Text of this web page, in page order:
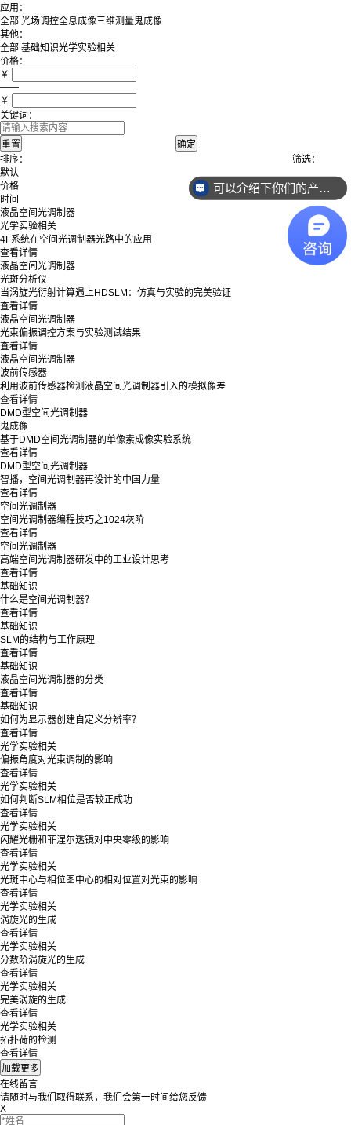
应用：
全部 光场调控全息成像三维测量鬼成像
其他：
全部 基础知识光学实验相关
价格：
￥
——
￥
关键词：
排序：
默认
价格
时间
筛选：
液晶空间光调制器
光学实验相关
4F系统在空间光调制器光路中的应用
查看详情
液晶空间光调制器
光斑分析仪
当涡旋光衍射计算遇上HDSLM：仿真与实验的完美验证
查看详情
液晶空间光调制器
光束偏振调控方案与实验测试结果
查看详情
液晶空间光调制器
波前传感器
利用波前传感器检测液晶空间光调制器引入的模拟像差
查看详情
DMD型空间光调制器
鬼成像
基于DMD空间光调制器的单像素成像实验系统
查看详情
DMD型空间光调制器
智播，空间光调制器再设计的中国力量
查看详情
空间光调制器
空间光调制器编程技巧之1024灰阶
查看详情
空间光调制器
高端空间光调制器研发中的工业设计思考
查看详情
基础知识
什么是空间光调制器？
查看详情
基础知识
SLM的结构与工作原理
查看详情
基础知识
液晶空间光调制器的分类
查看详情
基础知识
如何为显示器创建自定义分辨率？
查看详情
光学实验相关
偏振角度对光束调制的影响
查看详情
光学实验相关
如何判断SLM相位是否较正成功
查看详情
光学实验相关
闪耀光栅和菲涅尔透镜对中央零级的影响
查看详情
光学实验相关
光斑中心与相位图中心的相对位置对光束的影响
查看详情
光学实验相关
涡旋光的生成
查看详情
光学实验相关
分数阶涡旋光的生成
查看详情
光学实验相关
完美涡旋的生成
查看详情
光学实验相关
拓扑荷的检测
查看详情
在线留言
请随时与我们取得联系，我们会第一时间给您反馈
X
可以介绍下你们的产品么？